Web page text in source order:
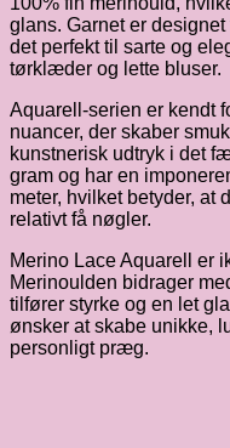
glans. Garnet er
det perfekt til sarte og
tørklæder og lette bluser.
Aquarell-serien er kendt
nuancer, der skaber
kunstnerisk udtryk i det
gram og har en
meter, hvilket betyder, at
relativt få nøgler.
Merino Lace Aquarell er
Merinoulden bidrager
tilfører styrke og en let
ønsker at skabe unikke,
personligt præg.